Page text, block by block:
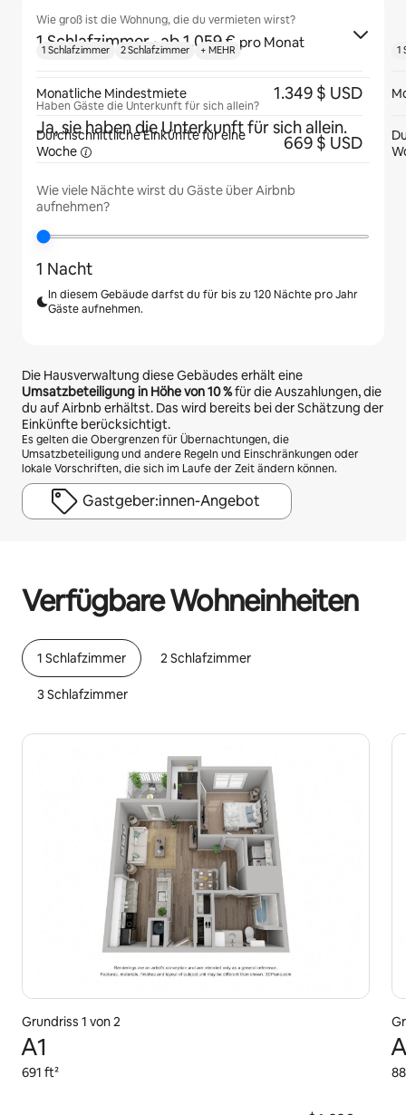
Wie groß ist die Wohnung, die du vermieten wirst?
1 Schlafzimmer · ab 1.059 € pro Monat
Haben Gäste die Unterkunft für sich allein?
Ja, sie haben die Unterkunft für sich allein.
Wie viele Nächte wirst du Gäste über Airbnb
aufnehmen?
1 Nacht
In diesem Gebäude darfst du für bis zu 120 Nächte pro Jahr
Gäste aufnehmen.
Die Hausverwaltung diese Gebäudes erhält eine
Umsatzbeteiligung in Höhe von10 %für die Auszahlungen, die
du auf Airbnb erhältst. Das wird bereits bei der Schätzung der
Einkünfte berücksichtigt.
Es gelten die Obergrenzen für Übernachtungen, die
Umsatzbeteiligung und andere Regeln und Einschränkungen oder
lokale Vorschriften, die sich im Laufe der Zeit ändern können.
Gastgeber:innen-Angebot
Verfügbare Wohneinheiten
1 Schlafzimmer 2 Schlafzimmer
3 Schlafzimmer
Grundriss 1 von 2
A1
691 ft²
1 Schlafzimmer 2 Schlafzimmer + MEHR
Monatliche Mindestmiete 1.349 $ USD
Durchschnittliche Einkünfte für eine
Woche
669 $ USD
1